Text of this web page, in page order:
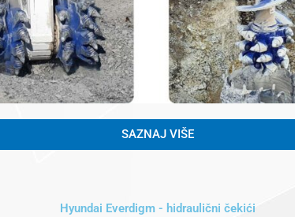
SAZNAJ VIŠE
Hyundai Everdigm - hidraulični čekići